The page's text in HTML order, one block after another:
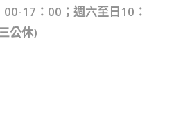
17：00；週六至日10：
公休)